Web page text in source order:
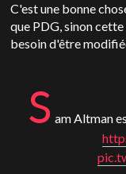
C'est une bonne
que PDG, sinon
besoin d'être
S am Altman